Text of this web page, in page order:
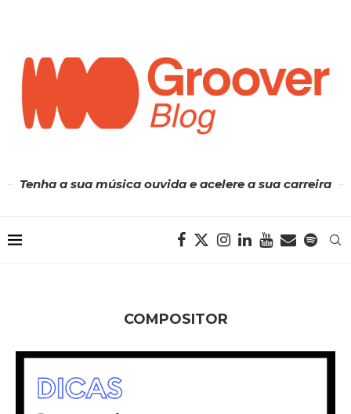
Tenha a sua música ouvida e acelere a sua carreira
COMPOSITOR